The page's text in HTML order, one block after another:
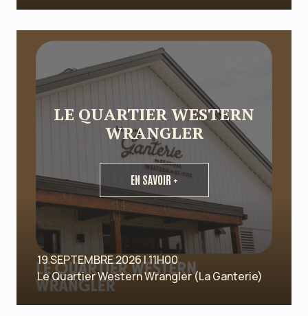
LE QUARTIER WESTERN
WRANGLER
EN SAVOIR +
19 SEPTEMBRE 2026 | 11H00
Le Quartier Western Wrangler (La Ganterie)